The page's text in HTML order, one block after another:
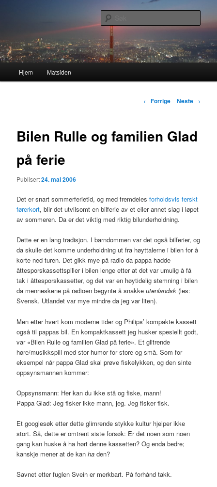
hovedinnholdet
Lasses hjemmeside
Hjem Matsiden
Innleggsnavigasjon
← Forrige Neste →
Bilen Rulle og familien Glad
på ferie
Publisert24. mai 2006
Det er snart sommerferietid, og med fremdelesforholdsvis ferskt
førerkort, blir det utvilsomt en bilferie av et eller annet slag i løpet
av sommeren. Da er det viktig med riktig bilunderholdning.
Dette er en lang tradisjon. I barndommen var det også bilferier, og
da skulle det komme underholdning ut fra høyttalerne i bilen for å
korte ned turen. Det gikk mye på radio da pappa hadde
åttesporskassettspiller i bilen lenge etter at det var umulig å få
tak i åttesporskassetter, og det var en høytidelig stemning i bilen
da menneskene på radioen begynte å snakkeutenlandsk (les:
Svensk. Utlandet var mye mindre da jeg var liten).
Men etter hvert kom moderne tider og Philips’ kompakte kassett
også til pappas bil. En kompaktkassett jeg husker spesiellt godt,
var «Bilen Rulle og familien Glad på ferie». Et glitrende
høre/musikkspill med stor humor for store og små. Som for
eksempel når pappa Glad skal prøve fiskelykken, og den sinte
oppsynsmannen kommer:
Oppsynsmann: Her kan du ikke stå og fiske, mann!
Pappa Glad: Jeg fisker ikke mann, jeg. Jeg fisker fisk.
Et googlesøk etter dette glimrende stykke kultur hjelper ikke
stort. Så, dette er omtrent siste forsøk: Er det noen som noen
gang kan huske å ha hørt denne kassetten? Og enda bedre;
kanskje mener at de kanha den?
Savnet etter fuglen Svein er merkbart. På forhånd takk.